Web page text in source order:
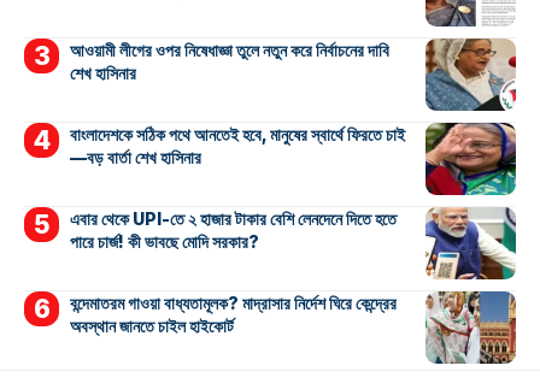
আওয়ামী লীগের ওপর নিষেধাজ্ঞা তুলে নতুন করে নির্বাচনের দাবি
শেখ হাসিনার
বাংলাদেশকে সঠিক পথে আনতেই হবে, মানুষের স্বার্থে ফিরতে চাই
—বড় বার্তা শেখ হাসিনার
এবার থেকে UPI-তে ২ হাজার টাকার বেশি লেনদেনে দিতে হতে
পারে চার্জ! কী ভাবছে মোদি সরকার?
বন্দেমাতরম গাওয়া বাধ্যতামূলক? মাদ্রাসার নির্দেশ ঘিরে কেন্দ্রের
অবস্থান জানতে চাইল হাইকোর্ট